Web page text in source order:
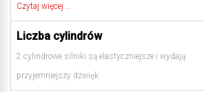
Czytaj więcej ...
Liczba cylindrów
2 cylindrowe silniki są elastyczniejsze i wydają
przyjemniejszy dzwięk